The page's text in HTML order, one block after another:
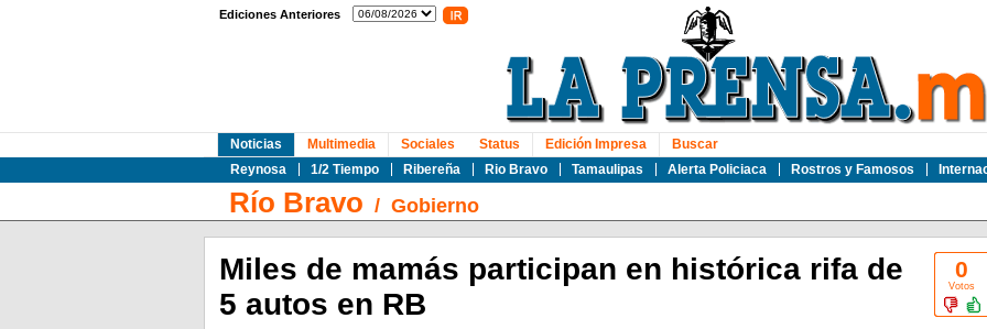
Ediciones Anteriores
Noticias
Reynosa
1/2 Tiempo Ribereña Rio Bravo Tamaulipas Alerta Policiaca Rostros y Famosos
Multimedia Sociales Status Edición Impresa Buscar
Río Bravo / Gobierno
0
Votos
Miles de mamás participan en histórica rifa de
5 autos en RB